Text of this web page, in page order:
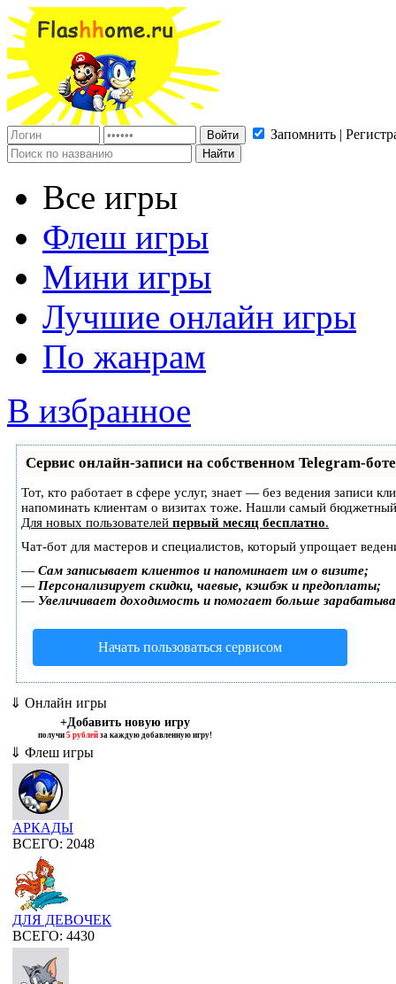
Запомнить |
Все игры
Флеш игры
Мини игры
Лучшие онлайн игры
По жанрам
В избранное
Сервис онлайн-записи на собственном Telegram-боте
Тот, кто работает в сфере услуг, знает — без ведения записи
напоминать клиентам о визитах тоже. Нашли самый
Для новых пользователей первый месяц бесплатно.
Чат-бот для мастеров и специалистов, который упрощает
— Сам записывает клиентов и напоминает им о визите;
— Персонализирует скидки, чаевые, кэшбэк и предоплаты;
— Увеличивает доходимость и помогает больше
Начать пользоваться сервисом
⇓ Онлайн игры
+Добавить новую игру
получи 5 рублейза каждую добавленную игру!
⇓ Флеш игры
АРКАДЫ
ВСЕГО: 2048
ДЛЯ ДЕВОЧЕК
ВСЕГО: 4430